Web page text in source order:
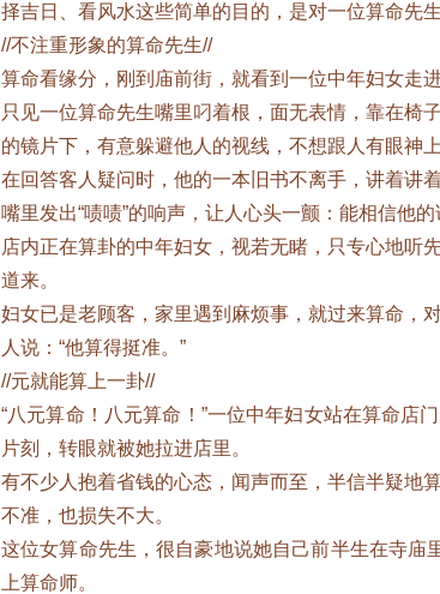
择吉日、看风水这些简单的目的，是对一位算命先
//不注重形象的算命先生//
算命看缘分，刚到庙前街，就看到一位中年妇女走
只见一位算命先生嘴里叼着根，面无表情，靠在椅
的镜片下，有意躲避他人的视线，不想跟人有眼神上
在回答客人疑问时，他的一本旧书不离手，讲着讲
嘴里发出“啧啧”的响声，让人心头一颤：能相信他的
店内正在算卦的中年妇女，视若无睹，只专心地听
道来。
妇女已是老顾客，家里遇到麻烦事，就过来算命，
人说：“他算得挺准。”
//元就能算上一卦//
“八元算命！八元算命！”一位中年妇女站在算命店
片刻，转眼就被她拉进店里。
有不少人抱着省钱的心态，闻声而至，半信半疑地
不准，也损失不大。
这位女算命先生，很自豪地说她自己前半生在寺庙
上算命师。